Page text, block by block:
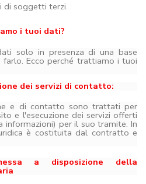
di soggetti terzi.
i tuoi dati?
solo in presenza di una base
Ecco perché trattiamo i tuoi
dei servizi di contatto:
e di contatto sono trattati per
e l'esecuzione dei servizi offerti
informazioni) per il suo tramite. In
è costituita dal contratto e
a disposizione della